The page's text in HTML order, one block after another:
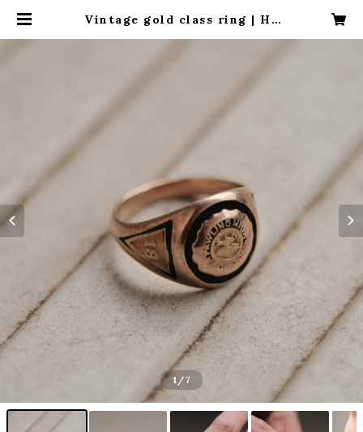
Vintage gold class ring | H2
1 /7